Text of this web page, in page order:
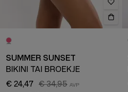
SUMMER SUNSET
BIKINI TAI BROEKJE
€ 24,47
€ 34,95